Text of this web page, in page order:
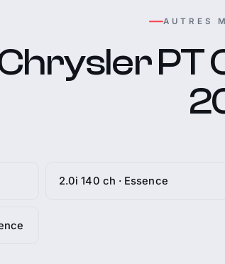
AUTRES
PT
2.0i 140 ch · Essence